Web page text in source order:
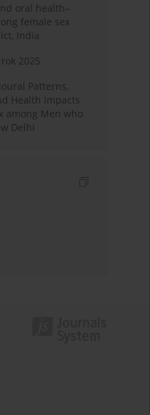
oral health–
female sex
India
2025
Patterns,
Health Impacts
among Men who
Delhi